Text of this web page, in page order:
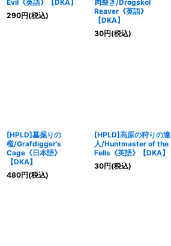
Evil《英語》【DKA】
290円(税込)
肉裂き/Drogskol
Reaver《英語》
【DKA】
30円(税込)
[HPLD]墓掘りの
檻/Grafdigger's
Cage《日本語》
【DKA】
480円(税込)
[HPLD]高原の狩りの達
人/Huntmaster of the
Fells《英語》【DKA】
30円(税込)